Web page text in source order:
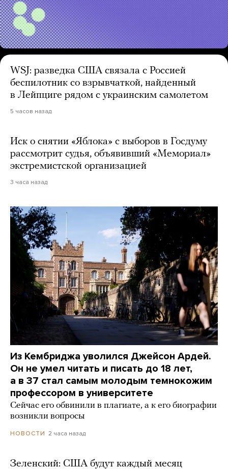
WSJ: разведка США связала с Россией
беспилотник со взрывчаткой, найденный
в Лейпциге рядом с украинским самолетом
5 часов назад
Иск о снятии «Яблока» с выборов в Госдуму
рассмотрит судья, объявивший «Мемориал»
экстремистской организацией
3 часа назад
Из Кембриджа уволился Джейсон Ардей.
Он не умел читать и писать до 18 лет,
а в 37 стал самым молодым темнокожим
профессором в университете
Сейчас его обвинили в плагиате, а к его биографии
возникли вопросы
НОВОСТИ 2 часа назад
Зеленский: США будут каждый месяц